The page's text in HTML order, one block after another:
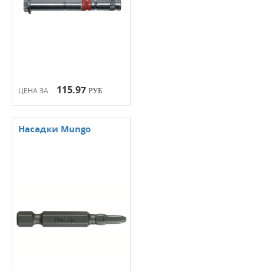
ЦЕНА ЗА : 115.97 РУБ.
Насадки Mungo